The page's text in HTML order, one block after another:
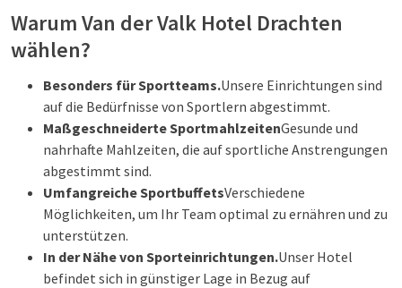
Warum Van der Valk Hotel Drachten
wählen?
Besonders für Sportteams.Unsere Einrichtungen sind
auf die Bedürfnisse von Sportlern abgestimmt.
Maßgeschneiderte SportmahlzeitenGesunde und
nahrhafte Mahlzeiten, die auf sportliche Anstrengungen
abgestimmt sind.
Umfangreiche SportbuffetsVerschiedene
Möglichkeiten, um Ihr Team optimal zu ernähren und zu
unterstützen.
In der Nähe von Sporteinrichtungen.Unser Hotel
befindet sich in günstiger Lage in Bezug auf